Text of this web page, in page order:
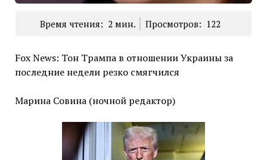
Время чтения: 2 мин. Просмотров: 122
Fox News: Тон Трампа в отношении Украины за
последние недели резко смягчился
Марина Совина (ночной редактор)